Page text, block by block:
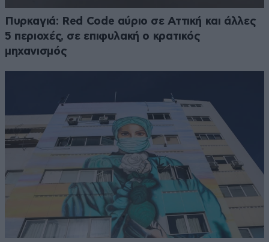
Πυρκαγιά: Red Code αύριο σε Αττική και άλλες
5 περιοχές, σε επιφυλακή ο κρατικός
μηχανισμός